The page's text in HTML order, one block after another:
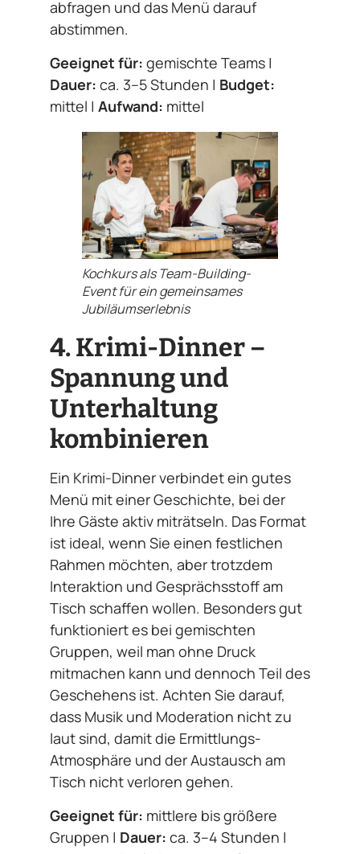
abfragen und das Menü darauf
abstimmen.
Geeignet für: gemischte Teams |
Dauer: ca. 3–5 Stunden | Budget:
mittel | Aufwand: mittel
Kochkurs als Team-Building-
Event für ein gemeinsames
Jubiläumserlebnis
4. Krimi-Dinner –
Spannung und
Unterhaltung
kombinieren
Ein Krimi-Dinner verbindet ein gutes
Menü mit einer Geschichte, bei der
Ihre Gäste aktiv miträtseln. Das Format
ist ideal, wenn Sie einen festlichen
Rahmen möchten, aber trotzdem
Interaktion und Gesprächsstoff am
Tisch schaffen wollen. Besonders gut
funktioniert es bei gemischten
Gruppen, weil man ohne Druck
mitmachen kann und dennoch Teil des
Geschehens ist. Achten Sie darauf,
dass Musik und Moderation nicht zu
laut sind, damit die Ermittlungs-
Atmosphäre und der Austausch am
Tisch nicht verloren gehen.
Geeignet für: mittlere bis größere
Gruppen | Dauer: ca. 3–4 Stunden |